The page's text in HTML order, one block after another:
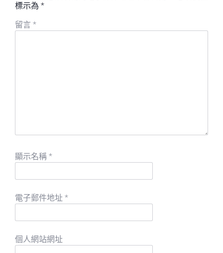
標示為 *
留言 *
顯示名稱 *
電子郵件地址 *
個人網站網址